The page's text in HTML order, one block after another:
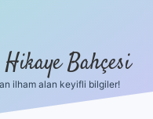
Bahçesi
ilham alan keyifli bilgiler!